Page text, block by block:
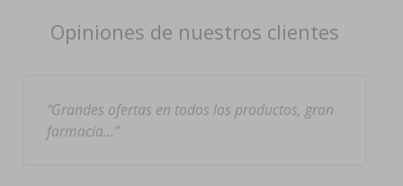
Opiniones de nuestros clientes
Grandes ofertas en todos los productos, gran
farmacia…